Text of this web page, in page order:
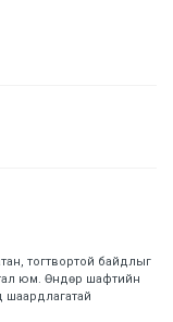
тогтвортой байдлыг
юм. Өндөр шафтийн
шаардлагатай